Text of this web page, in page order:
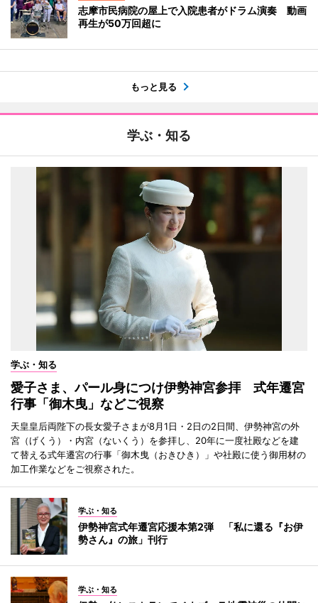
志摩市民病院の屋上で入院患者がドラム演奏 動画
再生が50万回超に
もっと見る
学ぶ・知る
学ぶ・知る
愛子さま、パール身につけ伊勢神宮参拝 式年遷宮
行事「御木曳」などご視察
天皇皇后両陛下の長女愛子さまが8月1日・2日の2日間、伊勢神宮の外
宮（げくう）・内宮（ないくう）を参拝し、20年に一度社殿などを建
て替える式年遷宮の行事「御木曳（おきひき）」や社殿に使う御用材の
加工作業などをご視察された。
学ぶ・知る
伊勢神宮式年遷宮応援本第2弾 「私に還る『お伊
勢さん』の旅」刊行
学ぶ・知る